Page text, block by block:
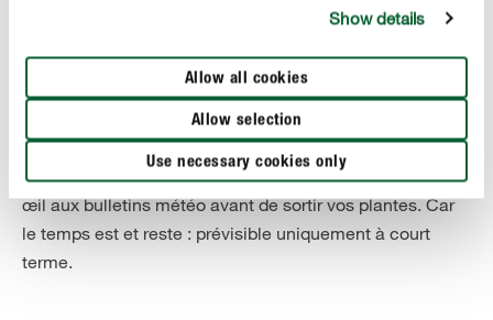
Show details
Allow all cookies
Allow selection
Use necessary cookies only
et le 13 mai, dans le sud, ils commencent seulement le
12 mai pour se terminer le 15. Et cette croyance existe
aussi dans d’autres pays européens. Nous vous
recommandons plutôt de suivre ces conseils : ne vous
fiez pas trop aux Saints de Glace, mais jetez plutôt un
œil aux bulletins météo avant de sortir vos plantes. Car
le temps est et reste : prévisible uniquement à court
terme.